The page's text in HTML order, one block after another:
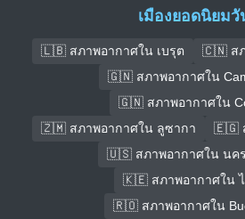
เมืองยอดนิยม
🇱🇧 สภาพอากาศใน เบรุต
🇨🇳 สภ
🇬🇳 สภาพอากาศใน
🇬🇳 สภาพอากาศใน
🇿🇲 สภาพอากาศใน ลูซากา
🇪🇬 ส
🇺🇸 สภาพอากาศใน นค
🇰🇪 สภาพอากาศใน
🇷🇴 สภาพอากาศใน